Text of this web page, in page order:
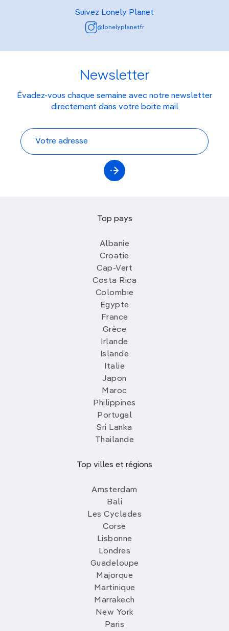
Suivez Lonely Planet
@lonelyplanetfr
Newsletter
Évadez-vous chaque semaine avec notre newsletter
directement dans votre boite mail
Top pays
Albanie
Croatie
Cap-Vert
Costa Rica
Colombie
Egypte
France
Grèce
Irlande
Islande
Italie
Japon
Maroc
Philippines
Portugal
Sri Lanka
Thailande
Top villes et régions
Amsterdam
Bali
Les Cyclades
Corse
Lisbonne
Londres
Guadeloupe
Majorque
Martinique
Marrakech
New York
Paris